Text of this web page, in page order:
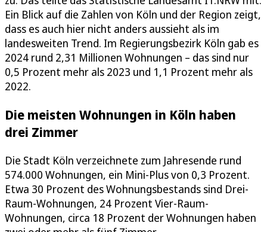
Ein Blick auf die Zahlen von Köln und der Region zeigt,
dass es auch hier nicht anders aussieht als im
landesweiten Trend. Im Regierungsbezirk Köln gab es
2024 rund 2,31 Millionen Wohnungen – das sind nur
0,5 Prozent mehr als 2023 und 1,1 Prozent mehr als
2022.
Die meisten Wohnungen in Köln haben
drei Zimmer
Die Stadt Köln verzeichnete zum Jahresende rund
574.000 Wohnungen, ein Mini-Plus von 0,3 Prozent.
Etwa 30 Prozent des Wohnungsbestands sind Drei-
Raum-Wohnungen, 24 Prozent Vier-Raum-
Wohnungen, circa 18 Prozent der Wohnungen haben